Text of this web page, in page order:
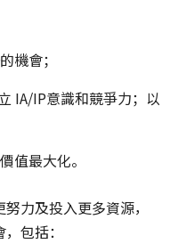
機會；
IA/IP意識和競爭力；以
值最大化。
力及投入更多資源，
包括：